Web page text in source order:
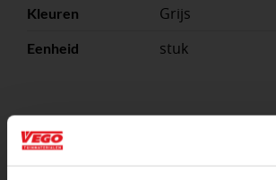
Kleuren Grijs
Eenheid stuk